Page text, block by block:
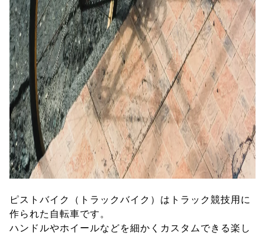
ピストバイク（トラックバイク）はトラック競技用に
作られた自転車です。
ハンドルやホイールなどを細かくカスタムできる楽し